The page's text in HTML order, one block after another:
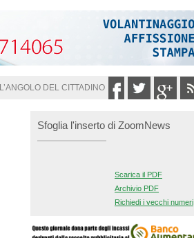
L’ANGOLO DEL CITTADINO
Sfoglia l'inserto di ZoomNews
Scarica il PDF
Archivio PDF
Richiedi i vecchi numeri